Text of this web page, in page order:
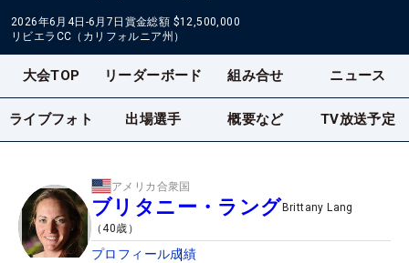
2026年6月4日-6月7日 賞金総額 $12,500,000
リビエラCC（カリフォルニア州）
大会TOP リーダーボード 組み合せ ニュース
ライブフォト 出場選手 概要など TV放送予定
アメリカ合衆国
ブリタニー・ラングBrittany Lang
（ 40歳）
プロフィール成績